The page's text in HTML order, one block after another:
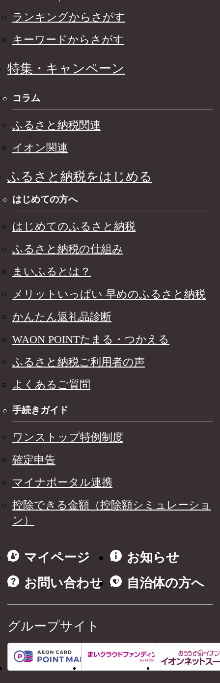
ランキングからさがす
キーワードからさがす
特集・キャンペーン
コラム
ふるさと納税関連
イオン関連
ふるさと納税をはじめる
はじめての方へ
はじめてのふるさと納税
ふるさと納税の仕組み
まいふるとは？
メリットいっぱい 早めのふるさと納税
かんたん返礼品診断
WAON POINTたまる・つかえる
ふるさと納税ご利用者の声
よくあるご質問
手続きガイド
ワンストップ特例制度
確定申告
マイナポータル連携
控除できる金額（控除額シミュレーショ
ン）
マイページ
お知らせ
お問い合わせ
自治体の方へ
グループサイト